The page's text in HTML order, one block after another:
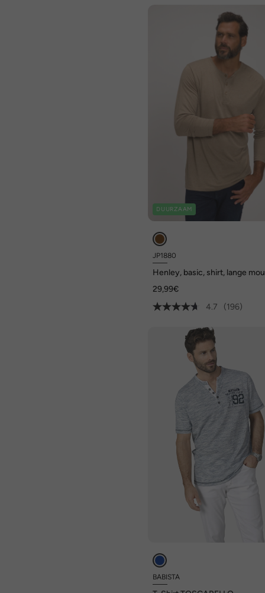
DUURZAAM
JP1880
Henley, basic, shirt, lange
29,99€
4.7
(196)
BABISTA